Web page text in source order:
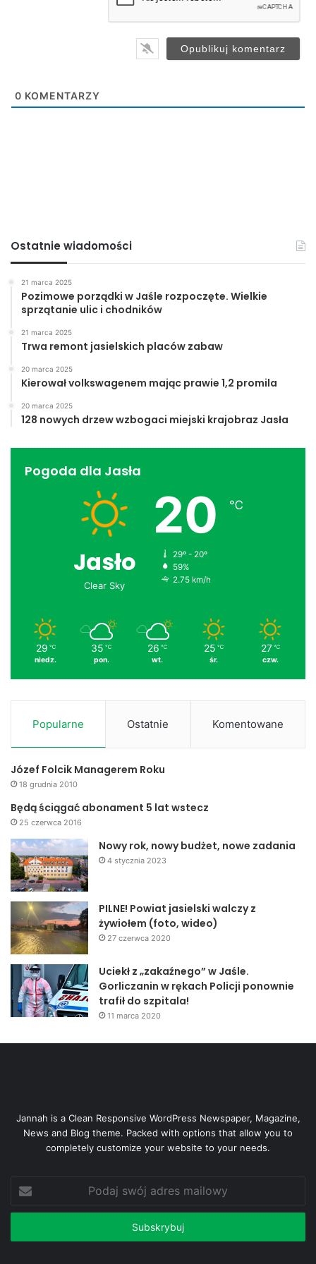
Jasło pieniądze Rodzice urlop
0 KOMENTARZY
Ostatnie wiadomości
21 marca 2025
Pozimowe porządki w Jaśle rozpoczęte. Wielkie
sprzątanie ulic i chodników
21 marca 2025
Trwa remont jasielskich placów zabaw
20 marca 2025
Kierował volkswagenem mając prawie 1,2 promila
20 marca 2025
128 nowych drzew wzbogaci miejski krajobraz Jasła
Pogoda dla Jasła
Jasło
Clear Sky
20 ℃
29º - 20º
59%
2.75 km/h
29 ℃
niedz.
35 ℃
pon.
26 ℃
wt.
25 ℃
śr.
27 ℃
czw.
Popularne Ostatnie Komentowane
Józef Folcik Managerem Roku
18 grudnia 2010
Będą ściągać abonament 5 lat wstecz
25 czerwca 2016
Nowy rok, nowy budżet, nowe zadania
4 stycznia 2023
PILNE! Powiat jasielski walczy z
żywiołem (foto, wideo)
27 czerwca 2020
Uciekł z „zakaźnego” w Jaśle.
Gorliczanin w rękach Policji ponownie
trafił do szpitala!
11 marca 2020
Jannah is a Clean Responsive WordPress Newspaper, Magazine,
News and Blog theme. Packed with options that allow you to
completely customize your website to your needs.
swój
adres